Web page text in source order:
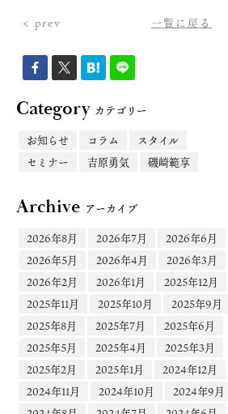
< prev 一覧に戻る
Categoryカテゴリー
お知らせ
コラム
スタイル
セミナー
吉原勇気 磯崎範享
Archive アーカイブ
2026年8月
2026年7月
2026年6月
2026年5月
2026年4月
2026年3月
2026年2月
2026年1月
2025年12月
2025年11月
2025年10月
2025年9月
2025年8月
2025年7月
2025年6月
2025年5月
2025年4月
2025年3月
2025年2月
2025年1月
2024年12月
2024年11月
2024年10月
2024年9月